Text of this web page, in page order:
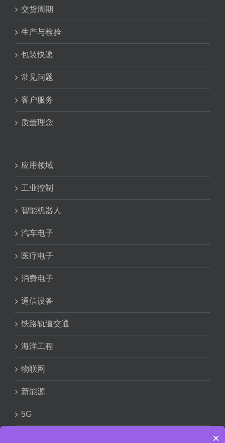
交货周期
生产与检验
包装快递
常见问题
客户服务
质量理念
应用领域
工业控制
智能机器人
汽车电子
医疗电子
消费电子
通信设备
铁路轨道交通
海洋工程
物联网
新能源
5G
×